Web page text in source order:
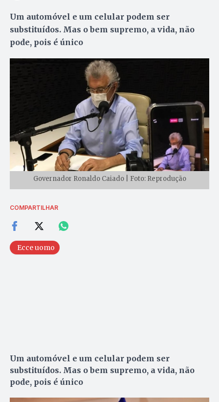
Um automóvel e um celular podem ser
substituídos. Mas o bem supremo, a vida, não
pode, pois é único
Governador Ronaldo Caiado | Foto: Reprodução
COMPARTILHAR
Ecce uomo
Um automóvel e um celular podem ser
substituídos. Mas o bem supremo, a vida, não
pode, pois é único